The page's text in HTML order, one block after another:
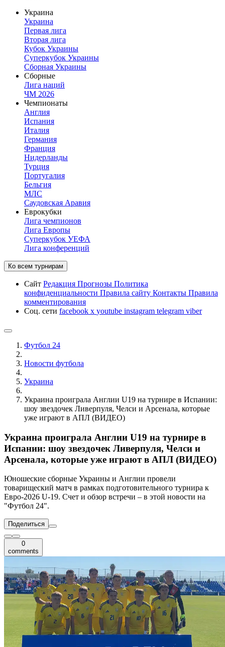
Украина
Украина
Первая лига
Вторая лига
Кубок Украины
Суперкубок Украины
Сборная Украины
Сборные
Лига наций
ЧМ 2026
Чемпионаты
Англия
Испания
Италия
Германия
Франция
Нидерланды
Турция
Португалия
Бельгия
МЛС
Саудовская Аравия
Еврокубки
Лига чемпионов
Лига Европы
Суперкубок УЕФА
Лига конференций
Ко всем турнирам
Сайт Редакция Прогнозы Политика
конфиденциальности Правила сайту Контакты Правила
комментирования
Соц. сети facebook x youtube instagram telegram viber
Футбол 24
Новости футбола
Украина
Украина проиграла Англии U19 на турнире в Испании:
шоу звездочек Ливерпуля, Челси и Арсенала, которые
уже играют в АПЛ (ВИДЕО)
Украина проиграла Англии U19 на турнире в
Испании: шоу звездочек Ливерпуля, Челси и
Арсенала, которые уже играют в АПЛ (ВИДЕО)
Юношеские сборные Украины и Англии провели
товарищеский матч в рамках подготовительного турнира к
Евро-2026 U-19. Счет и обзор встречи – в этой новости на
"Футбол 24".
Поделиться
0
comments